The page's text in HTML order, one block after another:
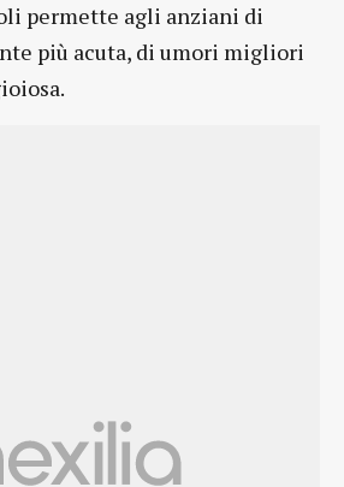
permette agli anziani di
più acuta, di umori migliori